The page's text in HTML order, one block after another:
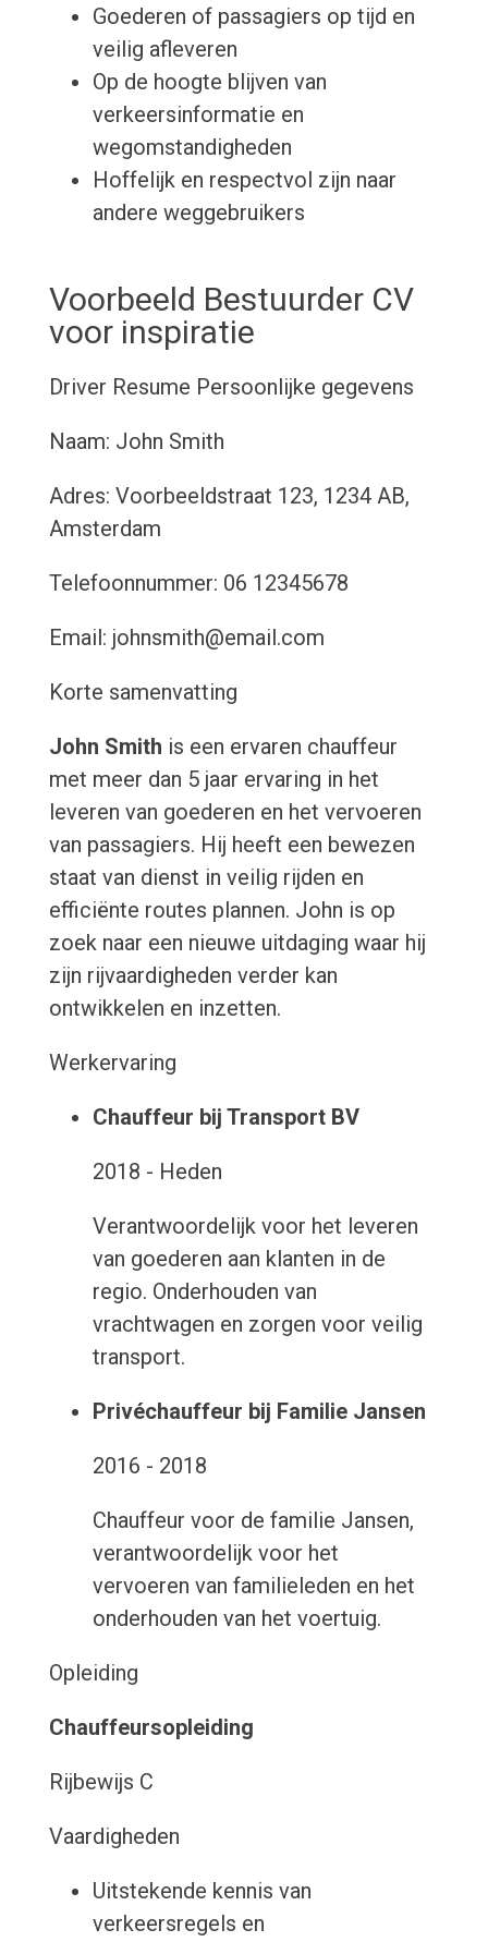
Goederen of passagiers op tijd en
veilig afleveren
Op de hoogte blijven van
verkeersinformatie en
wegomstandigheden
Hoffelijk en respectvol zijn naar
andere weggebruikers
Voorbeeld Bestuurder CV
voor inspiratie
Driver Resume Persoonlijke gegevens
Naam: John Smith
Adres: Voorbeeldstraat 123, 1234 AB,
Amsterdam
Telefoonnummer: 06 12345678
Email: johnsmith@email.com
Korte samenvatting
John Smith is een ervaren chauffeur
met meer dan 5 jaar ervaring in het
leveren van goederen en het vervoeren
van passagiers. Hij heeft een bewezen
staat van dienst in veilig rijden en
efficiënte routes plannen. John is op
zoek naar een nieuwe uitdaging waar hij
zijn rijvaardigheden verder kan
ontwikkelen en inzetten.
Werkervaring
Chauffeur bij Transport BV
2018 - Heden
Verantwoordelijk voor het leveren
van goederen aan klanten in de
regio. Onderhouden van
vrachtwagen en zorgen voor veilig
transport.
Privéchauffeur bij Familie Jansen
2016 - 2018
Chauffeur voor de familie Jansen,
verantwoordelijk voor het
vervoeren van familieleden en het
onderhouden van het voertuig.
Opleiding
Chauffeursopleiding
Rijbewijs C
Vaardigheden
Uitstekende kennis van
verkeersregels en